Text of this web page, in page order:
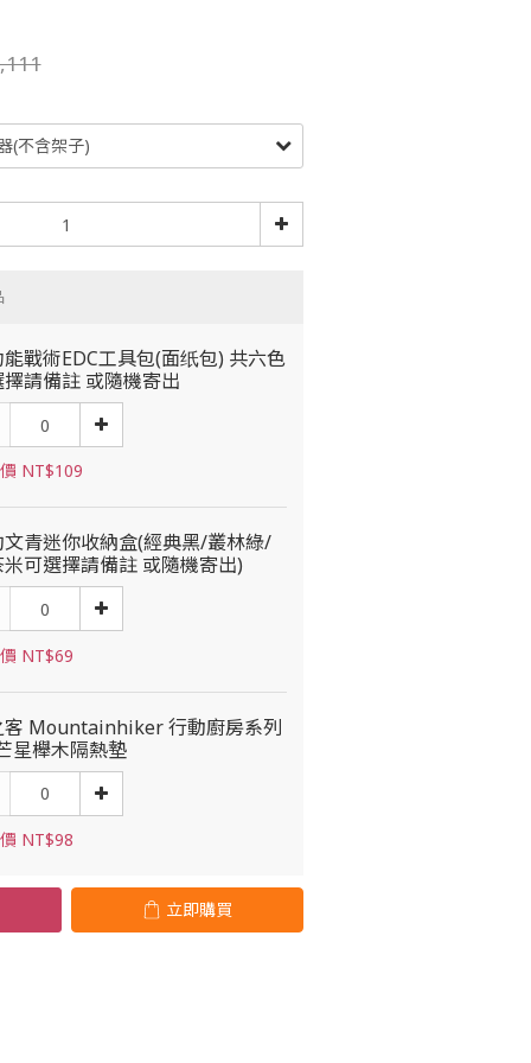
戰術EDC工具包(面纸包) 共六色
請備註 或隨機寄出
NT$109
青迷你收納盒(經典黑/叢林綠/
可選擇請備註 或隨機寄出)
NT$69
客 Mountainhiker 行動廚房系列
星櫸木隔熱墊
NT$98
立即購買